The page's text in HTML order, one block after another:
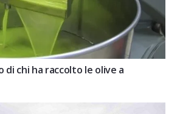
di chi ha raccolto le olive a